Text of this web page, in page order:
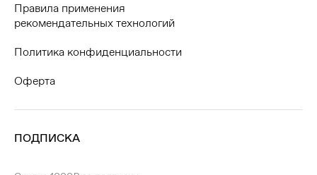
Правила применения
рекомендательных технологий
Политика конфиденциальности
Оферта
ПОДПИСКА